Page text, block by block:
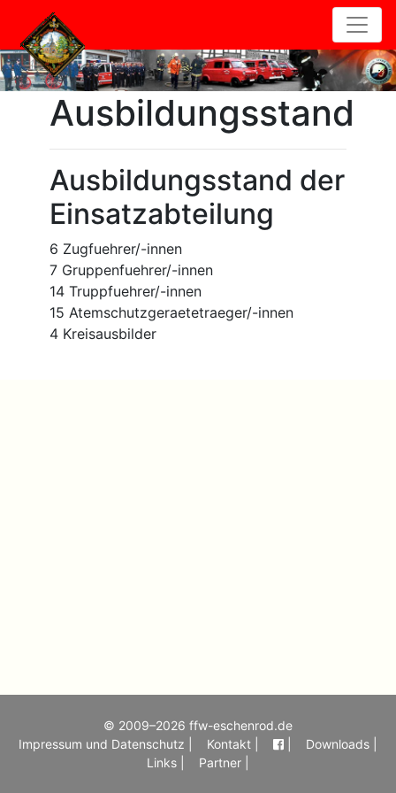
Ausbildungsstand
Ausbildungsstand der
Einsatzabteilung
6 Zugfuehrer/-innen
7 Gruppenfuehrer/-innen
14 Truppfuehrer/-innen
15 Atemschutzgeraetetraeger/-innen
4 Kreisausbilder
© 2009–2026 ffw-eschenrod.de
Impressum und Datenschutz |
Kontakt |
Downloads |
Links |
Partner |